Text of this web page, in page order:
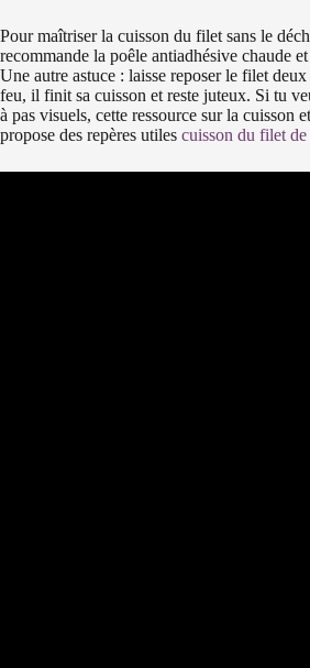
Pour maîtriser la cuisson du filet sans le
recommande la poêle antiadhésive chaude
Une autre astuce : laisse reposer le filet
feu, il finit sa cuisson et reste juteux. Si tu
à pas visuels, cette ressource sur la cuisson
propose des repères utiles cuisson du filet de